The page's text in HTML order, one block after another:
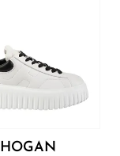
HOGAN